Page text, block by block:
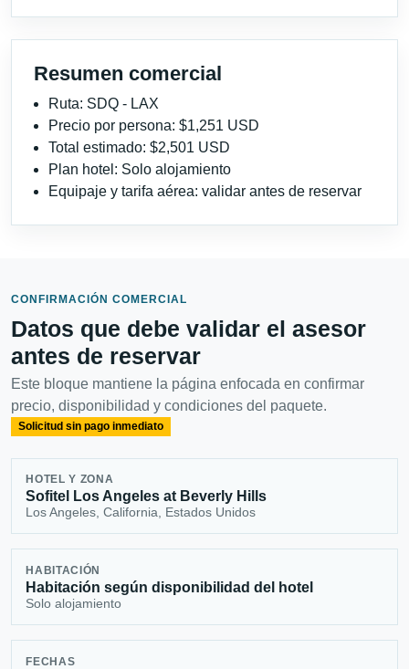
Resumen comercial
Ruta: SDQ - LAX
Precio por persona: $1,251 USD
Total estimado: $2,501 USD
Plan hotel: Solo alojamiento
Equipaje y tarifa aérea: validar antes de reservar
CONFIRMACIÓN COMERCIAL
Datos que debe validar el asesor
antes de reservar
Este bloque mantiene la página enfocada en confirmar
precio, disponibilidad y condiciones del paquete.
Solicitud sin pago inmediato
HOTEL Y ZONA
Sofitel Los Angeles at Beverly Hills
Los Angeles, California, Estados Unidos
HABITACIÓN
Habitación según disponibilidad del hotel
Solo alojamiento
FECHAS